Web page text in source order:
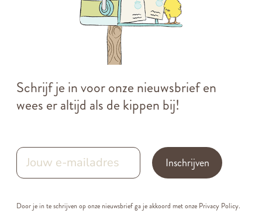
Schrijf je in voor onze nieuwsbrief en
wees er altijd als de kippen bij!
Inschrijven
Door je in te schrijven op onze nieuwsbrief ga je akkoord met onze Privacy Policy.